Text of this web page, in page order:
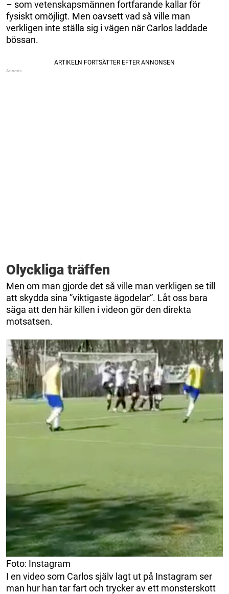
– som vetenskapsmännen fortfarande kallar för
fysiskt omöjligt. Men oavsett vad så ville man
verkligen inte ställa sig i vägen när Carlos laddade
bössan.
Olyckliga träffen
Men om man gjorde det så ville man verkligen se till
att skydda sina ”viktigaste ägodelar”. Låt oss bara
säga att den här killen i videon gör den direkta
motsatsen.
Foto: Instagram
I en video som Carlos själv lagt ut på Instagram ser
man hur han tar fart och trycker av ett monsterskott